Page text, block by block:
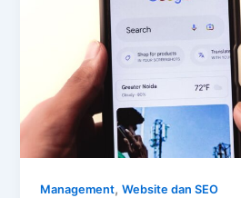
Management,Website dan SEO